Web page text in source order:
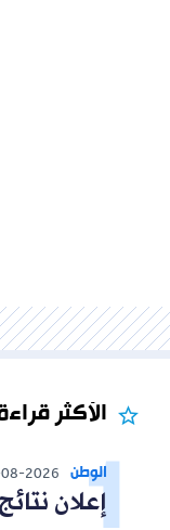
الأكثر
الوطن 2026
إعلان